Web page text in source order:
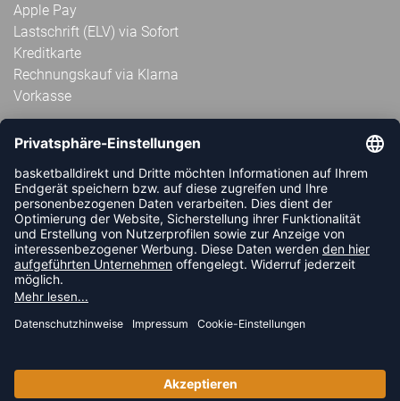
Apple Pay
Lastschrift (ELV) via Sofort
Kreditkarte
Rechnungskauf via Klarna
Vorkasse
ABONNIERE JETZT DEN KOSTENLOSEN
HANDBALLDIREKT-NEWSLETTER UND VERPASSE KEINE
NEUIGKEIT ODER AKTION MEHR.
JETZT ANMELDEN